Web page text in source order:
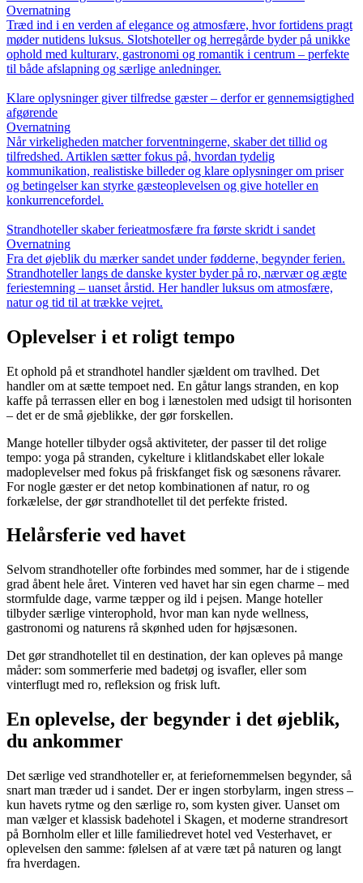
Overnatning
Træd ind i en verden af elegance og atmosfære, hvor fortidens pragt
møder nutidens luksus. Slotshoteller og herregårde byder på unikke
ophold med kulturarv, gastronomi og romantik i centrum – perfekte
til både afslapning og særlige anledninger.
Klare oplysninger giver tilfredse gæster – derfor er gennemsigtighed
afgørende
Overnatning
Når virkeligheden matcher forventningerne, skaber det tillid og
tilfredshed. Artiklen sætter fokus på, hvordan tydelig
kommunikation, realistiske billeder og klare oplysninger om priser
og betingelser kan styrke gæsteoplevelsen og give hoteller en
konkurrencefordel.
Strandhoteller skaber ferieatmosfære fra første skridt i sandet
Overnatning
Fra det øjeblik du mærker sandet under fødderne, begynder ferien.
Strandhoteller langs de danske kyster byder på ro, nærvær og ægte
feriestemning – uanset årstid. Her handler luksus om atmosfære,
natur og tid til at trække vejret.
Oplevelser i et roligt tempo
Et ophold på et strandhotel handler sjældent om travlhed. Det
handler om at sætte tempoet ned. En gåtur langs stranden, en kop
kaffe på terrassen eller en bog i lænestolen med udsigt til horisonten
– det er de små øjeblikke, der gør forskellen.
Mange hoteller tilbyder også aktiviteter, der passer til det rolige
tempo: yoga på stranden, cykelture i klitlandskabet eller lokale
madoplevelser med fokus på friskfanget fisk og sæsonens råvarer.
For nogle gæster er det netop kombinationen af natur, ro og
forkælelse, der gør strandhotellet til det perfekte fristed.
Helårsferie ved havet
Selvom strandhoteller ofte forbindes med sommer, har de i stigende
grad åbent hele året. Vinteren ved havet har sin egen charme – med
stormfulde dage, varme tæpper og ild i pejsen. Mange hoteller
tilbyder særlige vinterophold, hvor man kan nyde wellness,
gastronomi og naturens rå skønhed uden for højsæsonen.
Det gør strandhotellet til en destination, der kan opleves på mange
måder: som sommerferie med badetøj og isvafler, eller som
vinterflugt med ro, refleksion og frisk luft.
En oplevelse, der begynder i det øjeblik,
du ankommer
Det særlige ved strandhoteller er, at feriefornemmelsen begynder, så
snart man træder ud i sandet. Der er ingen storbylarm, ingen stress –
kun havets rytme og den særlige ro, som kysten giver. Uanset om
man vælger et klassisk badehotel i Skagen, et moderne strandresort
på Bornholm eller et lille familiedrevet hotel ved Vesterhavet, er
oplevelsen den samme: følelsen af at være tæt på naturen og langt
fra hverdagen.